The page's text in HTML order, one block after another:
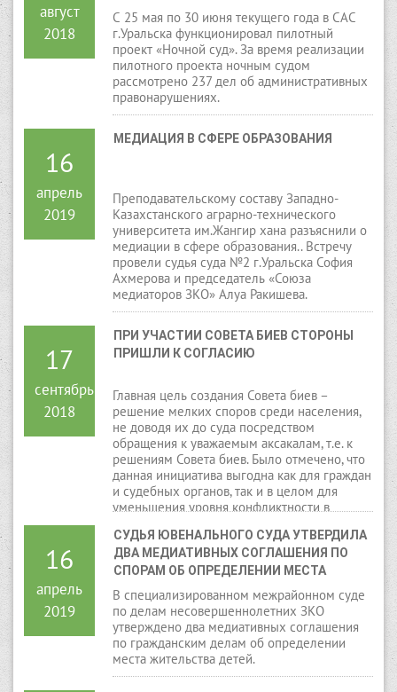
август
2018
С 25 мая по 30 июня текущего года в САС
г.Уральска функционировал пилотный
проект «Ночной суд». За время реализации
пилотного проекта ночным судом
рассмотрено 237 дел об административных
правонарушениях.
16
апрель
2019
МЕДИАЦИЯ В СФЕРЕ ОБРАЗОВАНИЯ
Преподавательскому составу Западно-
Казахстанского аграрно-технического
университета им.Жангир хана разъяснили о
медиации в сфере образования.. Встречу
провели судья суда №2 г.Уральска София
Ахмерова и председатель «Союза
медиаторов ЗКО» Алуа Ракишева.
17
сентябрь
2018
ПРИ УЧАСТИИ СОВЕТА БИЕВ СТОРОНЫ
ПРИШЛИ К СОГЛАСИЮ
Главная цель создания Совета биев –
решение мелких споров среди населения,
не доводя их до суда посредством
обращения к уважаемым аксакалам, т.е. к
решениям Совета биев. Было отмечено, что
данная инициатива выгодна как для граждан
и судебных органов, так и в целом для
уменьшения уровня конфликтности в
16
апрель
2019
СУДЬЯ ЮВЕНАЛЬНОГО СУДА УТВЕРДИЛА
ДВА МЕДИАТИВНЫХ СОГЛАШЕНИЯ ПО
СПОРАМ ОБ ОПРЕДЕЛЕНИИ МЕСТА
ЖИТЕЛЬСТВА ДЕТЕЙ
В специализированном межрайонном суде
по делам несовершеннолетних ЗКО
утверждено два медиативных соглашения
по гражданским делам об определении
места жительства детей.